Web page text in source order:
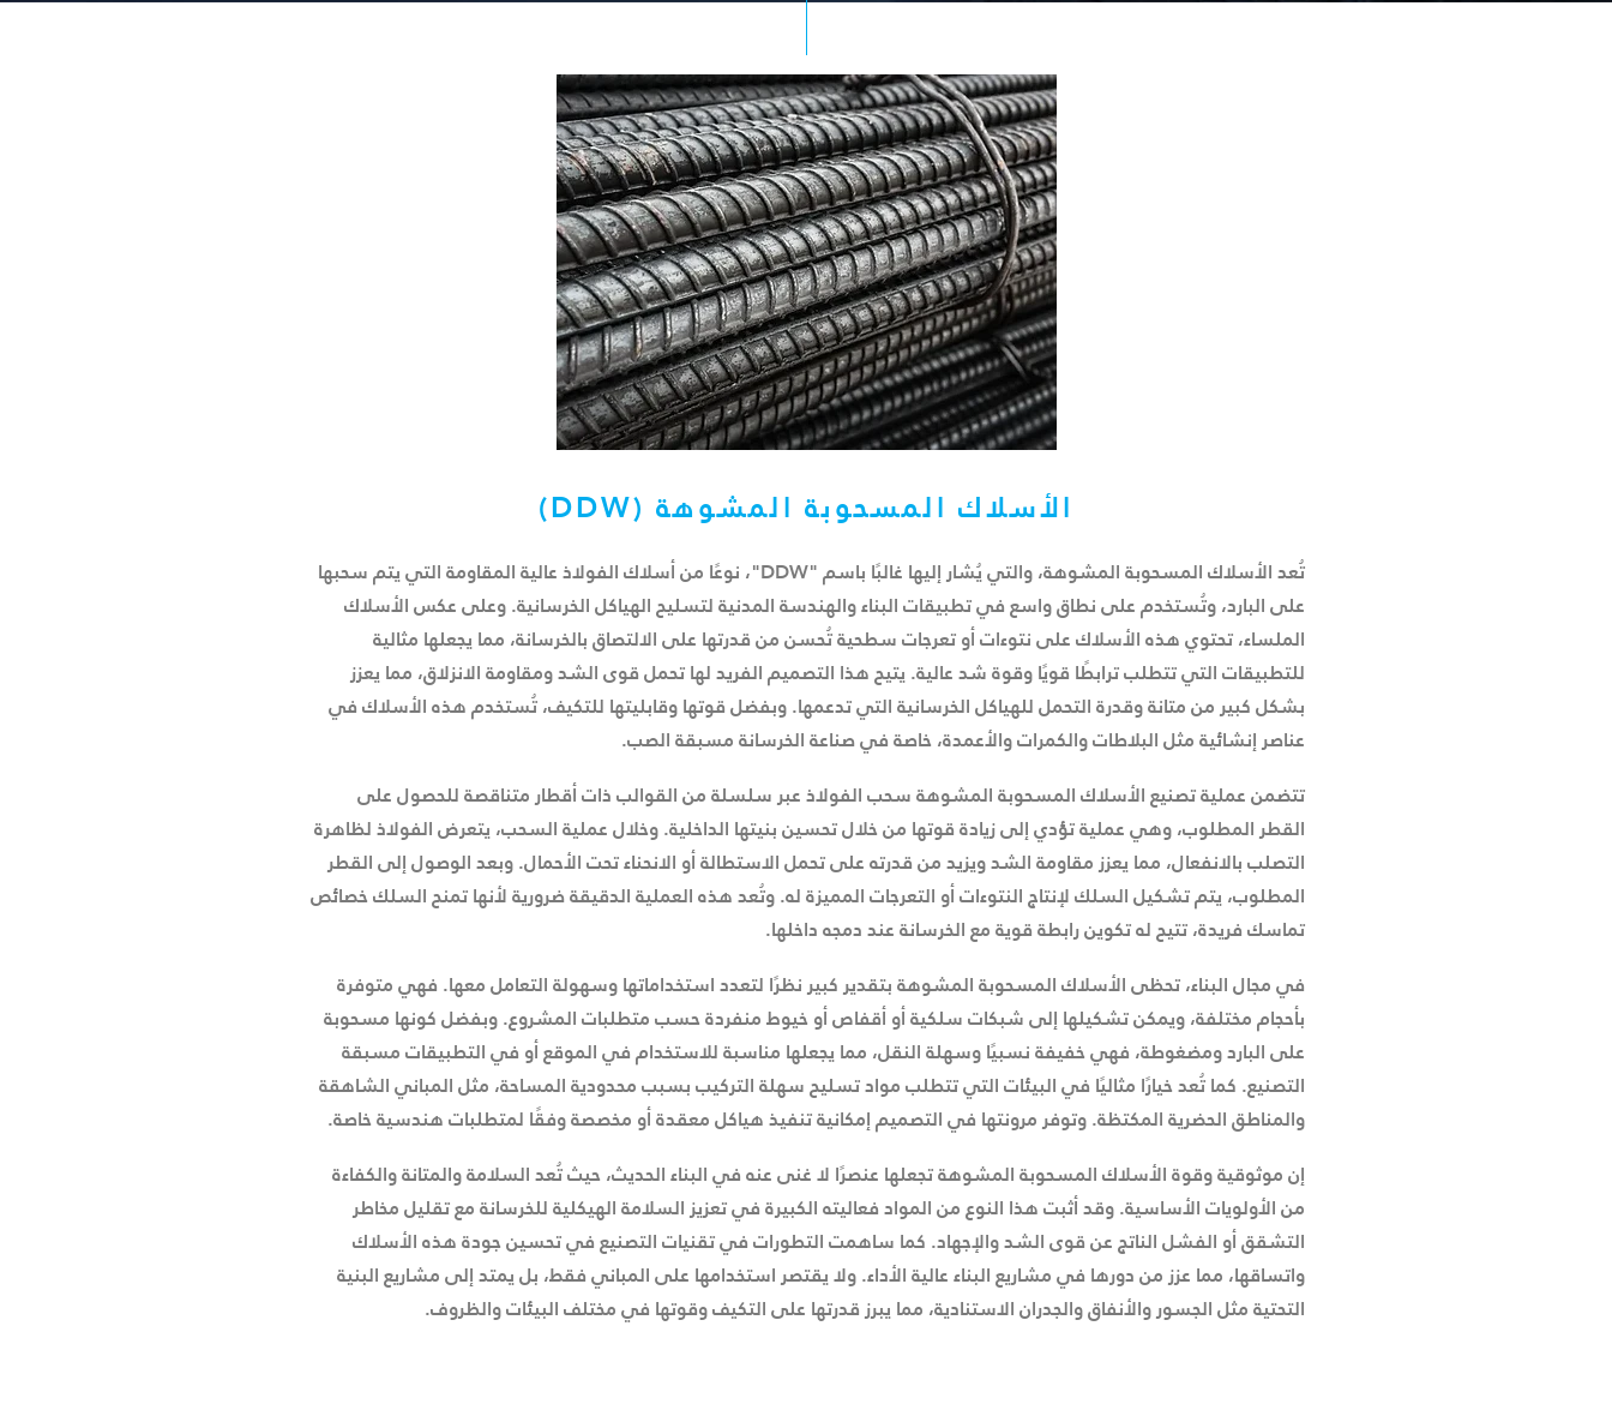
الأسلاك المسحوبة المشوهة (DDW)
تُعد الأسلاك المسحوبة المشوهة، والتي يُشار إليها غالبًا باسم "DDW"، نوعًا من أسلاك الفولاذ عالية المقاومة التي يتم سحبها
على البارد، وتُستخدم على نطاق واسع في تطبيقات البناء والهندسة المدنية لتسليح الهياكل الخرسانية. وعلى عكس الأسلاك
الملساء، تحتوي هذه الأسلاك على نتوءات أو تعرجات سطحية تُحسن من قدرتها على الالتصاق بالخرسانة، مما يجعلها مثالية
للتطبيقات التي تتطلب ترابطًا قويًا وقوة شد عالية. يتيح هذا التصميم الفريد لها تحمل قوى الشد ومقاومة الانزلاق، مما يعزز
بشكل كبير من متانة وقدرة التحمل للهياكل الخرسانية التي تدعمها. وبفضل قوتها وقابليتها للتكيف، تُستخدم هذه الأسلاك في
عناصر إنشائية مثل البلاطات والكمرات والأعمدة، خاصة في صناعة الخرسانة مسبقة الصب.
تتضمن عملية تصنيع الأسلاك المسحوبة المشوهة سحب الفولاذ عبر سلسلة من القوالب ذات أقطار متناقصة للحصول على
القطر المطلوب، وهي عملية تؤدي إلى زيادة قوتها من خلال تحسين بنيتها الداخلية. وخلال عملية السحب، يتعرض الفولاذ لظاهرة
التصلب بالانفعال، مما يعزز مقاومة الشد ويزيد من قدرته على تحمل الاستطالة أو الانحناء تحت الأحمال. وبعد الوصول إلى القطر
المطلوب، يتم تشكيل السلك لإنتاج النتوءات أو التعرجات المميزة له. وتُعد هذه العملية الدقيقة ضرورية لأنها تمنح السلك خصائص
تماسك فريدة، تتيح له تكوين رابطة قوية مع الخرسانة عند دمجه داخلها.
في مجال البناء، تحظى الأسلاك المسحوبة المشوهة بتقدير كبير نظرًا لتعدد استخداماتها وسهولة التعامل معها. فهي متوفرة
بأحجام مختلفة، ويمكن تشكيلها إلى شبكات سلكية أو أقفاص أو خيوط منفردة حسب متطلبات المشروع. وبفضل كونها مسحوبة
على البارد ومضغوطة، فهي خفيفة نسبيًا وسهلة النقل، مما يجعلها مناسبة للاستخدام في الموقع أو في التطبيقات مسبقة
التصنيع. كما تُعد خيارًا مثاليًا في البيئات التي تتطلب مواد تسليح سهلة التركيب بسبب محدودية المساحة، مثل المباني الشاهقة
والمناطق الحضرية المكتظة. وتوفر مرونتها في التصميم إمكانية تنفيذ هياكل معقدة أو مخصصة وفقًا لمتطلبات هندسية خاصة.
إن موثوقية وقوة الأسلاك المسحوبة المشوهة تجعلها عنصرًا لا غنى عنه في البناء الحديث، حيث تُعد السلامة والمتانة والكفاءة
من الأولويات الأساسية. وقد أثبت هذا النوع من المواد فعاليته الكبيرة في تعزيز السلامة الهيكلية للخرسانة مع تقليل مخاطر
التشقق أو الفشل الناتج عن قوى الشد والإجهاد. كما ساهمت التطورات في تقنيات التصنيع في تحسين جودة هذه الأسلاك
واتساقها، مما عزز من دورها في مشاريع البناء عالية الأداء. ولا يقتصر استخدامها على المباني فقط، بل يمتد إلى مشاريع البنية
التحتية مثل الجسور والأنفاق والجدران الاستنادية، مما يبرز قدرتها على التكيف وقوتها في مختلف البيئات والظروف.